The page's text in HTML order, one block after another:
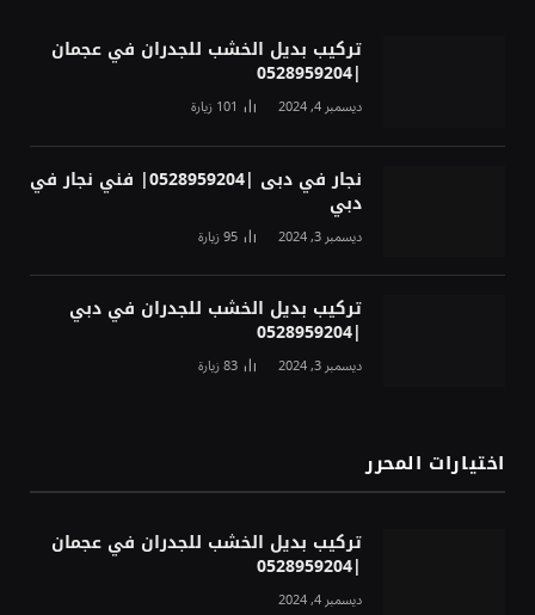
تركيب بديل الخشب للجدران في عجمان
|0528959204
ديسمبر 4, 2024 101زيارة
نجار في دبى |0528959204| فني نجار في
دبي
ديسمبر 3, 2024 95زيارة
تركيب بديل الخشب للجدران في دبي
|0528959204
ديسمبر 3, 2024 83زيارة
اختيارات المحرر
تركيب بديل الخشب للجدران في عجمان
|0528959204
ديسمبر 4, 2024